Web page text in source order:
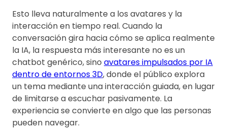
Esto lleva naturalmente a los avatares y la
interacción en tiempo real. Cuando la
conversación gira hacia cómo se aplica realmente
la IA, la respuesta más interesante no es un
chatbot genérico, sino avatares impulsados por IA
dentro de entornos 3D, donde el público explora
un tema mediante una interacción guiada, en lugar
de limitarse a escuchar pasivamente. La
experiencia se convierte en algo que las personas
pueden navegar.